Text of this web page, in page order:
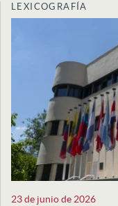
LEXICOGRAFÍA
23 de junio de 2026